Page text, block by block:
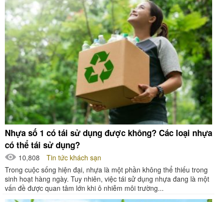
Nhựa số 1 có tái sử dụng được không? Các loại nhựa
có thể tái sử dụng?
10,808
Tin tức khách sạn
Trong cuộc sống hiện đại, nhựa là một phần không thể thiếu trong
sinh hoạt hàng ngày. Tuy nhiên, việc tái sử dụng nhựa đang là một
vấn đề được quan tâm lớn khi ô nhiễm môi trường...